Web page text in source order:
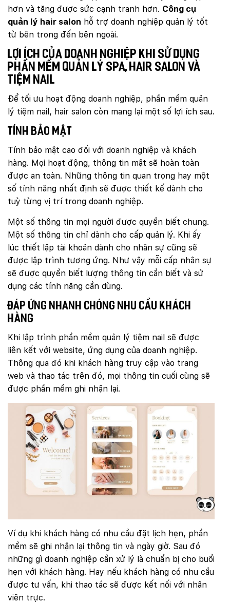
hơn và tăng được sức cạnh tranh hơn. Công cụ
quản lý hair salon hỗ trợ doanh nghiệp quản lý tốt
từ bên trong đến bên ngoài.
Lợi ích của doanh nghiệp khi sử dụng
phần mềm quản lý spa, hair salon và
tiệm nail
Để tối ưu hoạt động doanh nghiệp, phần mềm quản
lý tiệm nail, hair salon còn mang lại một số lợi ích sau.
Tính bảo mật
Tính bảo mật cao đối với doanh nghiệp và khách
hàng. Mọi hoạt động, thông tin mật sẽ hoàn toàn
được an toàn. Những thông tin quan trọng hay một
số tính năng nhất định sẽ được thiết kế dành cho
tuỳ từng vị trí trong doanh nghiệp.
Một số thông tin mọi người được quyền biết chung.
Một số thông tin chỉ dành cho cấp quản lý. Khi ấy
lúc thiết lập tài khoản dành cho nhân sự cũng sẽ
được lập trình tương ứng. Như vậy mỗi cấp nhân sự
sẽ được quyền biết lượng thông tin cần biết và sử
dụng các tính năng cần dùng.
Đáp ứng nhanh chóng nhu cầu khách
hàng
Khi lập trình phần mềm quản lý tiệm nail sẽ được
liên kết với website, ứng dụng của doanh nghiệp.
Thông qua đó khi khách hàng truy cập vào trang
web và thao tác trên đó, mọi thông tin cuối cùng sẽ
được phần mềm ghi nhận lại.
Ví dụ khi khách hàng có nhu cầu đặt lịch hẹn, phần
mềm sẽ ghi nhận lại thông tin và ngày giờ. Sau đó
những gì doanh nghiệp cần xử lý là chuẩn bị cho buổi
hẹn với khách hàng. Hay nếu khách hàng có nhu cầu
được tư vấn, khi thao tác sẽ được kết nối với nhân
viên trực.